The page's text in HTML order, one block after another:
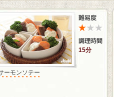
15分
ーモンソテー